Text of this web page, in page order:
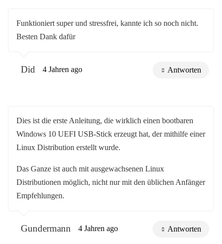
Funktioniert super und stressfrei, kannte ich so noch nicht.
Besten Dank dafür
Did 4 Jahren ago Antworten
Dies ist die erste Anleitung, die wirklich einen bootbaren
Windows 10 UEFI USB-Stick erzeugt hat, der mithilfe einer
Linux Distribution erstellt wurde.
Das Ganze ist auch mit ausgewachsenen Linux
Distributionen möglich, nicht nur mit den üblichen Anfänger
Empfehlungen.
Gundermann 4 Jahren ago Antworten